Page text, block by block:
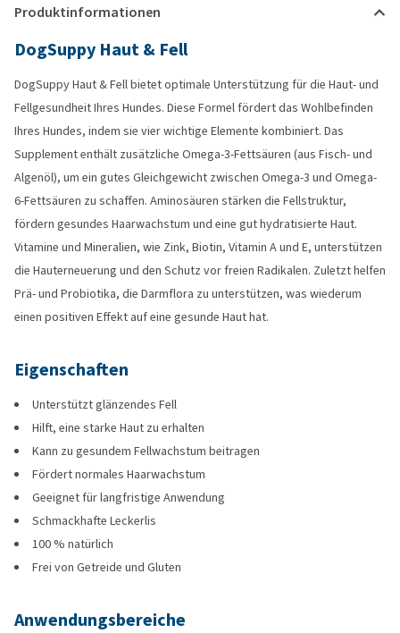
Produktinformationen
DogSuppy Haut & Fell
DogSuppy Haut & Fell bietet optimale Unterstützung für die Haut- und
Fellgesundheit Ihres Hundes. Diese Formel fördert das Wohlbefinden
Ihres Hundes, indem sie vier wichtige Elemente kombiniert. Das
Supplement enthält zusätzliche Omega-3-Fettsäuren (aus Fisch- und
Algenöl), um ein gutes Gleichgewicht zwischen Omega-3 und Omega-
6-Fettsäuren zu schaffen. Aminosäuren stärken die Fellstruktur,
fördern gesundes Haarwachstum und eine gut hydratisierte Haut.
Vitamine und Mineralien, wie Zink, Biotin, Vitamin A und E, unterstützen
die Hauterneuerung und den Schutz vor freien Radikalen. Zuletzt helfen
Prä- und Probiotika, die Darmflora zu unterstützen, was wiederum
einen positiven Effekt auf eine gesunde Haut hat.
Eigenschaften
Unterstützt glänzendes Fell
Hilft, eine starke Haut zu erhalten
Kann zu gesundem Fellwachstum beitragen
Fördert normales Haarwachstum
Geeignet für langfristige Anwendung
Schmackhafte Leckerlis
100 % natürlich
Frei von Getreide und Gluten
Anwendungsbereiche